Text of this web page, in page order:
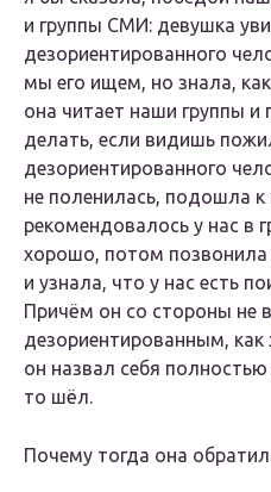
и группы СМИ: девушка
дезориентированного
мы его ищем, но знала,
она читает наши группы и
делать, если видишь
дезориентированного
не поленилась, подошла к
рекомендовалось у нас в
хорошо, потом
и узнала, что у нас есть
Причём он со стороны не
дезориентированным,
он назвал себя
то шёл.
Почему тогда она